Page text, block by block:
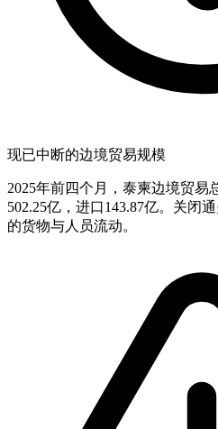
现已中断的边境贸易规模
2025年前四个月，泰柬边境贸
502.25亿，进口143.87亿。关闭
的货物与人员流动。